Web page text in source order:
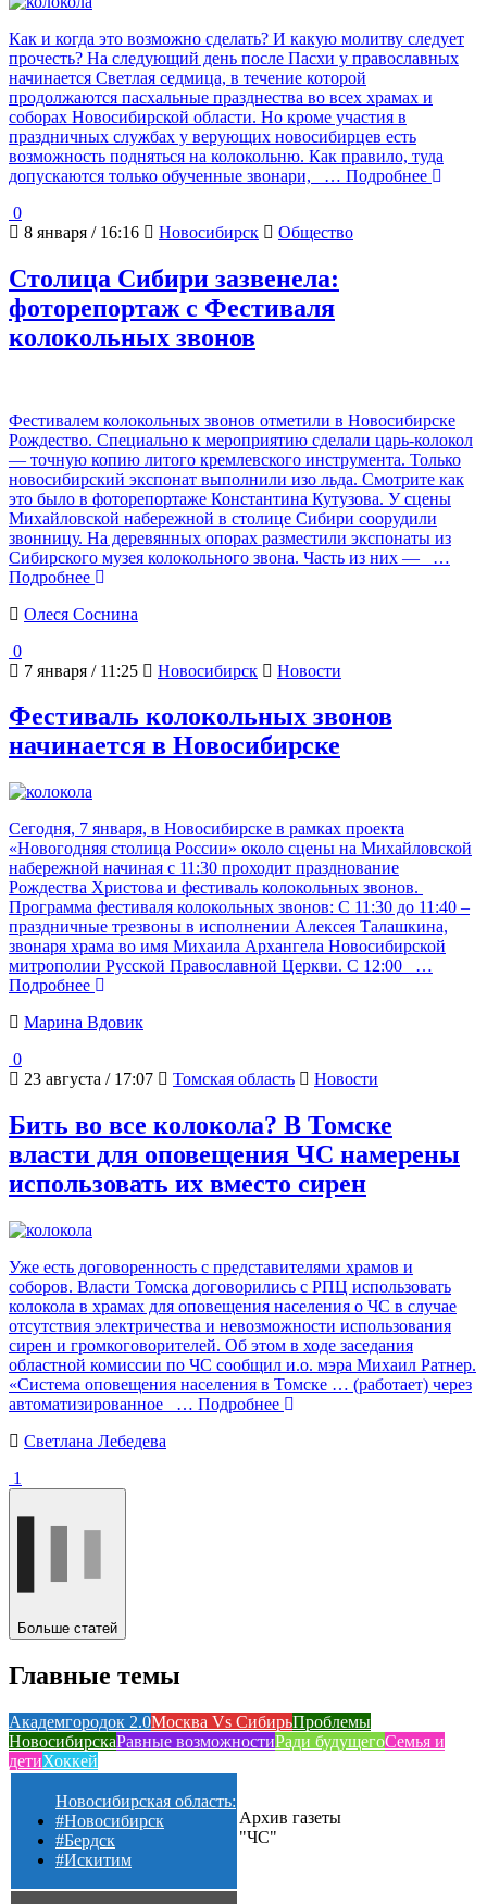
Как и когда это возможно сделать? И какую молитву следует
прочесть? На следующий день после Пасхи у православных
начинается Светлая седмица, в течение которой
продолжаются пасхальные празднества во всех храмах и
соборах Новосибирской области. Но кроме участия в
праздничных службах у верующих новосибирцев есть
возможность подняться на колокольню. Как правило, туда
допускаются только обученные звонари,
… Подробнее
0
8 января / 16:16
Новосибирск Общество
Столица Сибири зазвенела:
фоторепортаж с Фестиваля
колокольных звонов
Фестивалем колокольных звонов отметили в Новосибирске
Рождество. Специально к мероприятию сделали царь-колокол
— точную копию литого кремлевского инструмента. Только
новосибирский экспонат выполнили изо льда. Смотрите как
это было в фоторепортаже Константина Кутузова. У сцены
Михайловской набережной в столице Сибири соорудили
звонницу. На деревянных опорах разместили экспонаты из
Сибирского музея колокольного звона. Часть из них —
…
Подробнее
Олеся Соснина
0
7 января / 11:25
Новосибирск Новости
Фестиваль колокольных звонов
начинается в Новосибирске
Сегодня, 7 января, в Новосибирске в рамках проекта
«Новогодняя столица России» около сцены на Михайловской
набережной начиная с 11:30 проходит празднование
Рождества Христова и фестиваль колокольных звонов.
Программа фестиваля колокольных звонов: С 11:30 до 11:40 –
праздничные трезвоны в исполнении Алексея Талашкина,
звонаря храма во имя Михаила Архангела Новосибирской
митрополии Русской Православной Церкви. С 12:00
…
Подробнее
Марина Вдовик
0
23 августа / 17:07
Томская область Новости
Бить во все колокола? В Томске
власти для оповещения ЧС намерены
использовать их вместо сирен
Уже есть договоренность с представителями храмов и
соборов. Власти Томска договорились с РПЦ использовать
колокола в храмах для оповещения населения о ЧС в случае
отсутствия электричества и невозможности использования
сирен и громкоговорителей. Об этом в ходе заседания
областной комиссии по ЧС сообщил и.о. мэра Михаил Ратнер.
«Система оповещения населения в Томске … (работает) через
автоматизированное
… Подробнее
Светлана Лебедева
1
Больше статей
Главные темы
Академгородок 2.0Москва Vs СибирьПроблемы
НовосибирскаРавные возможностиРади будущегоСемья и
детиХоккей
Новосибирская область:
#Новосибирск
#Бердск
#Искитим
Архив газеты
"ЧС"